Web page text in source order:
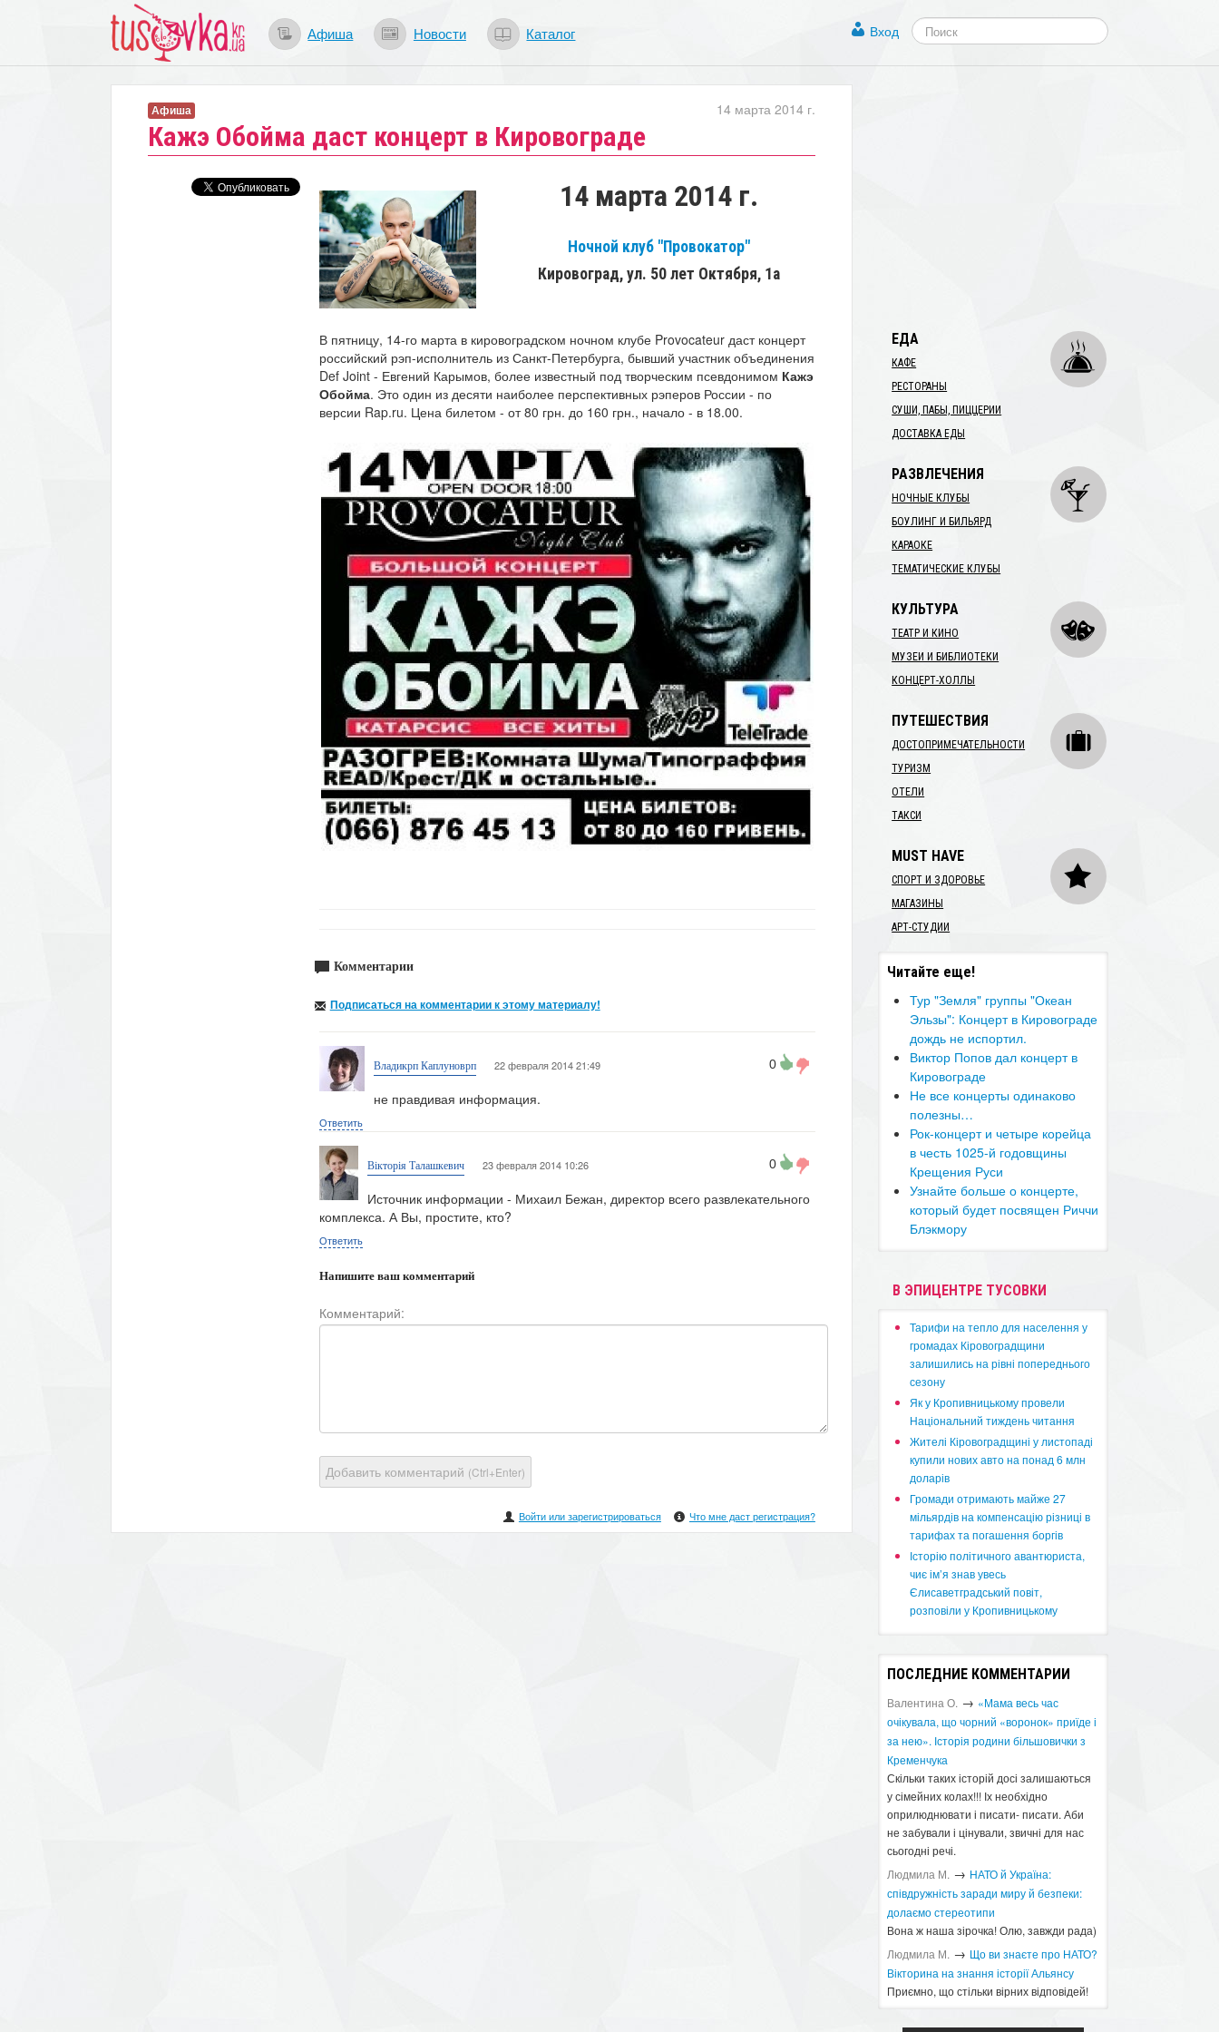
Афиша Новости Каталог Вход
Кажэ Обойма даст концерт в Кировограде
14 марта 2014 г.
Афиша
14 марта 2014 г.
Ночной клуб "Провокатор"
Кировоград, ул. 50 лет Октября, 1а
В пятницу, 14-го марта в кировоградском ночном клубе Provocateur даст концерт
российский рэп-исполнитель из Санкт-Петербурга, бывший участник объединения
Def Joint - Евгений Карымов, более известный под творческим псевдонимом Кажэ
Обойма. Это один из десяти наиболее перспективных рэперов России - по
версии Rap.ru. Цена билетом - от 80 грн. до 160 грн., начало - в 18.00.
Комментарии
Подписаться на комментарии к этому материалу!
Владикрп Каплуноврп 22 февраля 2014 21:49 0
не правдивая информация.
Ответить
Вікторія Талашкевич 23 февраля 2014 10:26 0
Источник информации - Михаил Бежан, директор всего развлекательного
комплекса. А Вы, простите, кто?
Ответить
Напишите ваш комментарий
Комментарий:
Добавить комментарий (Ctrl+Enter)
Войти или зарегистрироваться Что мне даст регистрация?
ЕДА
КАФЕ
РЕСТОРАНЫ
СУШИ, ПАБЫ, ПИЦЦЕРИИ
ДОСТАВКА ЕДЫ
РАЗВЛЕЧЕНИЯ
НОЧНЫЕ КЛУБЫ
БОУЛИНГ И БИЛЬЯРД
КАРАОКЕ
ТЕМАТИЧЕСКИЕ КЛУБЫ
КУЛЬТУРА
ТЕАТР И КИНО
МУЗЕИ И БИБЛИОТЕКИ
КОНЦЕРТ-ХОЛЛЫ
ПУТЕШЕСТВИЯ
ДОСТОПРИМЕЧАТЕЛЬНОСТИ
ТУРИЗМ
ОТЕЛИ
ТАКСИ
MUST HAVE
СПОРТ И ЗДОРОВЬЕ
МАГАЗИНЫ
АРТ-СТУДИИ
Читайте еще!
Тур "Земля" группы "Океан
Эльзы": Концерт в Кировограде
дождь не испортил.
Виктор Попов дал концерт в
Кировограде
Не все концерты одинаково
полезны…
Рок-концерт и четыре корейца
в честь 1025-й годовщины
Крещения Руси
Узнайте больше о концерте,
который будет посвящен Риччи
Блэкмору
В ЭПИЦЕНТРЕ ТУСОВКИ
​Тарифи на тепло для населення у
громадах Кіровоградщини
залишились на рівні попереднього
сезону
​Як у Кропивницькому провели
Національний тиждень читання
​Жителі Кіровоградщині у листопаді
купили нових авто на понад 6 млн
доларів
​Громади отримають майже 27
мільярдів на компенсацію різниці в
тарифах та погашення боргів
Історію політичного авантюриста,
чиє ім’я знав увесь
Єлисаветградський повіт,
розповіли у Кропивницькому
ПОСЛЕДНИЕ КОММЕНТАРИИ
Валентина О. → «Мама весь час
очікувала, що чорний «воронок» приїде і
за нею». Історія родини більшовички з
Кременчука
Скільки таких історій досі залишаються
у сімейних колах!!! Іх необхідно
оприлюднювати і писати- писати. Аби
не забували і цінували, звичні для нас
сьогодні речі.
Людмила М. → ​НАТО й Україна:
співдружність заради миру й безпеки:
долаємо стереотипи
Вона ж наша зірочка! Олю, завжди рада)
Людмила М. → Що ви знаєте про НАТО?
Вікторина на знання історії Альянсу ​
Приємно, що стільки вірних відповідей!